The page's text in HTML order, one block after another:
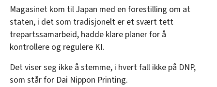
Magasinet kom til Japan med en forestilling om at
staten, i det som tradisjonelt er et svært tett
trepartssamarbeid, hadde klare planer for å
kontrollere og regulere KI.
Det viser seg ikke å stemme, i hvert fall ikke på DNP,
som står for Dai Nippon Printing.